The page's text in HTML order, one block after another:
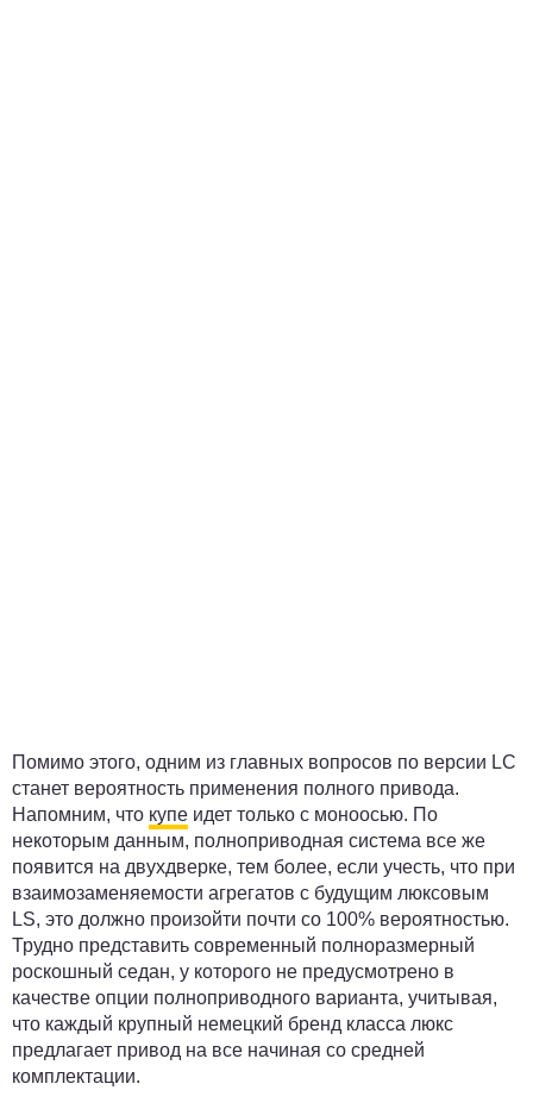
Помимо этого, одним из главных вопросов по версии LC
станет вероятность применения полного привода.
Напомним, что купе идет только с моноосью. По
некоторым данным, полноприводная система все же
появится на двухдверке, тем более, если учесть, что при
взаимозаменяемости агрегатов с будущим люксовым
LS, это должно произойти почти со 100% вероятностью.
Трудно представить современный полноразмерный
роскошный седан, у которого не предусмотрено в
качестве опции полноприводного варианта, учитывая,
что каждый крупный немецкий бренд класса люкс
предлагает привод на все начиная со средней
комплектации.